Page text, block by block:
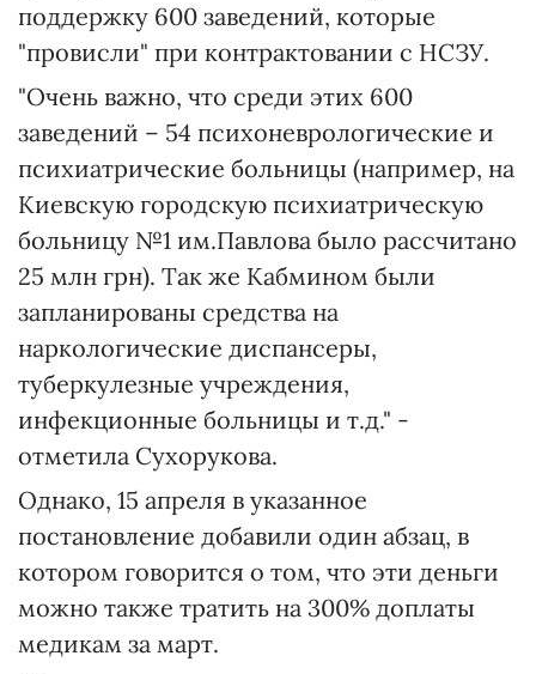
поддержку 600 заведений, которые
"провисли" при контрактовании с НСЗУ.
"Очень важно, что среди этих 600
заведений – 54 психоневрологические и
психиатрические больницы (например, на
Киевскую городскую психиатрическую
больницу №1 им.Павлова было рассчитано
25 млн грн). Так же Кабмином были
запланированы средства на
наркологические диспансеры,
туберкулезные учреждения,
инфекционные больницы и т.д." -
отметила Сухорукова.
Однако, 15 апреля в указанное
постановление добавили один абзац, в
котором говорится о том, что эти деньги
можно также тратить на 300% доплаты
медикам за март.